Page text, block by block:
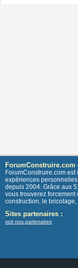
ForumConstruire.com
expériences
depuis 2004. Grâce aux
vous trouverez
construction, le
Sites partenaires :
voir nos partenaires